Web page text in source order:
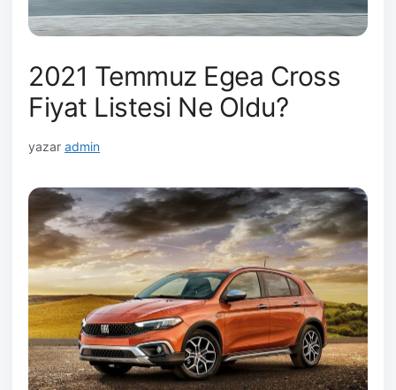
2021 Temmuz Egea Cross
Fiyat Listesi Ne Oldu?
yazar admin